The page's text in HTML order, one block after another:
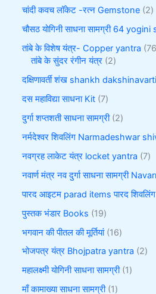
चांदी कवच लॉकेट -रत्न Gemstone 2
चौसठ योगिनी साधना सामग्री 64
तांबे के विशेष यंत्र- Copper yantra 76
तांबे के सुंदर रंगीन यंत्र 2
दक्षिणावर्ती शंख shankh dakshinavarti
दस महाविद्या साधना Kit 7
दुर्गा शप्तशती साधना सामग्री 2
नर्मदेश्वर शिवलिंग Narmadeshwar
नवग्रह लाकेट यंत्र locket yantra 7
नवार्ण मंत्र नव दुर्गा साधना सामग्री
पारद आइटम parad items पारद शिवलिंग
पुस्तक भंडार Books 19
भगवान की पीतल की मूर्तियां 16
भोजपत्र यंत्र Bhojpatra yantra 2
महालक्ष्मी योगिनी साधना सामग्री 1
माँ कामाख्या साधना सामग्री 1